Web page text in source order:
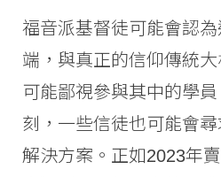
福音派基督徒可能會認
端，與真正的信仰傳統
可能鄙視參與其中的學
刻，一些信徒也可能會尋
解決方案。正如2023年